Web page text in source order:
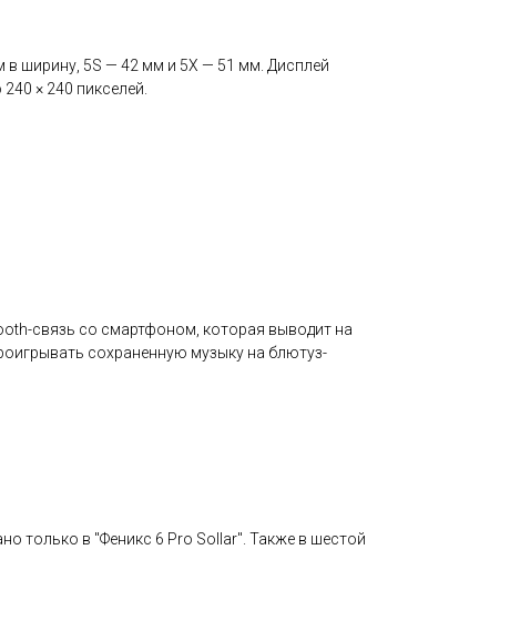
в ширину, 5S — 42 мм и 5X — 51 мм. Дисплей
× 240 пикселей.
связь со смартфоном, которая выводит на
сохраненную музыку на блютуз-
только в "Феникс 6 Pro Sollar". Также в шестой